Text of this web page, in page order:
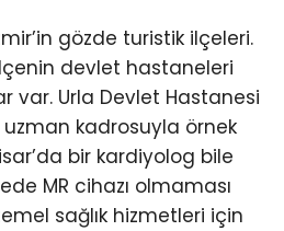
gözde turistik ilçeleri.
devlet hastaneleri
var. Urla Devlet Hastanesi
uzman kadrosuyla örnek
bir kardiyolog bile
MR cihazı olmaması
sağlık hizmetleri için